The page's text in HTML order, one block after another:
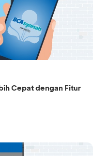
Cepat dengan Fitur